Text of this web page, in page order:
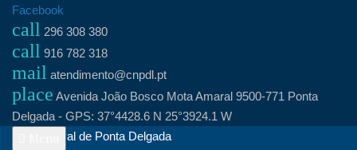
Skip
content
Facebook
call 296 308 380
call 916 782 318
mail atendimento@cnpdl.pt
place Avenida João Bosco Mota Amaral 9500-771 Ponta
Delgada - GPS: 37°4428.6 N 25°3924.1 W
Clube Naval de Ponta Delgada